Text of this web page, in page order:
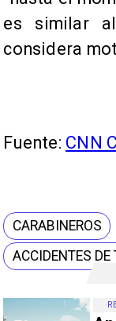
es similar
considera
Fuente: CNN
CARABINEROS
ACCIDENTES DE